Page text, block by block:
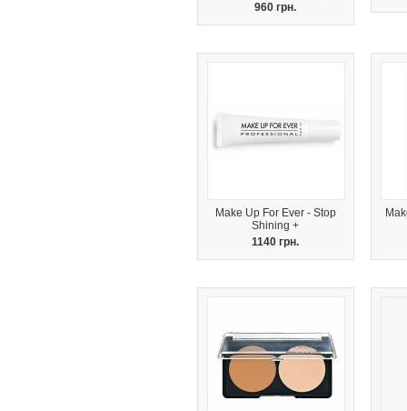
960 грн.
Make Up For Ever - Stop
Shining +
1140 грн.